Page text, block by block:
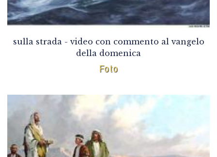
sulla strada - video con commento al vangelo
della domenica
Foto